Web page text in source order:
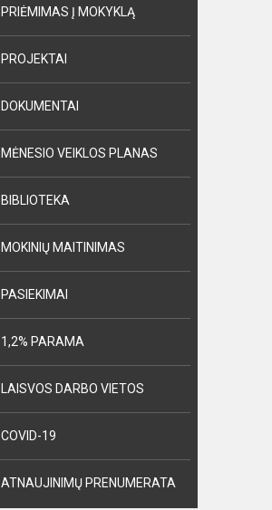
PRIĖMIMAS Į MOKYKLĄ
PROJEKTAI
DOKUMENTAI
MĖNESIO VEIKLOS PLANAS
BIBLIOTEKA
MOKINIŲ MAITINIMAS
PASIEKIMAI
1,2% PARAMA
LAISVOS DARBO VIETOS
COVID-19
ATNAUJINIMŲ PRENUMERATA